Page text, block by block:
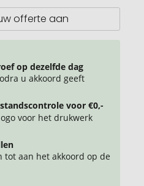
offerte aan
op dezelfde dag
u akkoord geeft
voor €0,-
voor het drukwerk
tot aan het akkoord op de